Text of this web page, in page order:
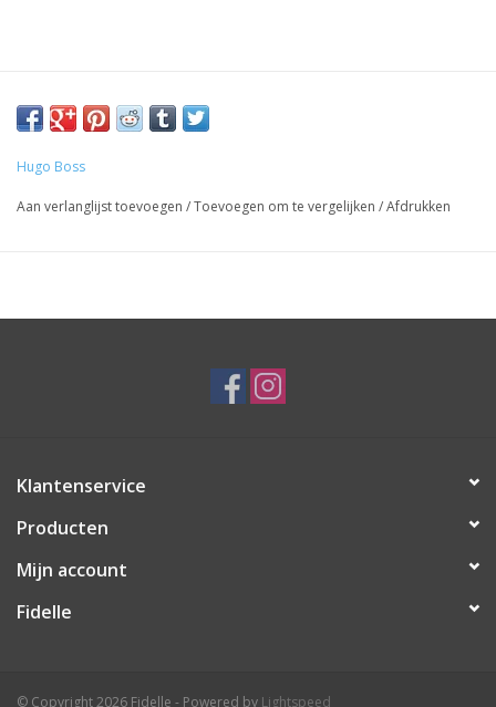
Hugo Boss
Aan verlanglijst toevoegen /Toevoegen om te vergelijken /Afdrukken
Klantenservice
Producten
Mijn account
Fidelle
© Copyright 2026 Fidelle - Powered by Lightspeed